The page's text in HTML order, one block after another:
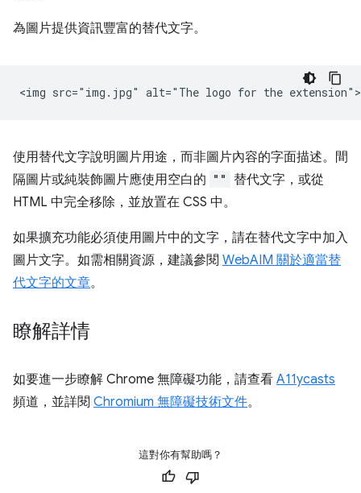
為圖片提供資訊豐富的替代文字。
使用替代文字說明圖片用途，而非圖片內容的字面描述。間
隔圖片或純裝飾圖片應使用空白的 ""
替代文字，或從
HTML 中完全移除，並放置在 CSS 中。
如果擴充功能必須使用圖片中的文字，請在替代文字中加入
圖片文字。如需相關資源，建議參閱 WebAIM 關於適當替
代文字的文章。
瞭解詳情
如要進一步瞭解 Chrome 無障礙功能，請查看 A11ycasts
頻道，並詳閱 Chromium 無障礙技術文件。
這對你有幫助嗎？